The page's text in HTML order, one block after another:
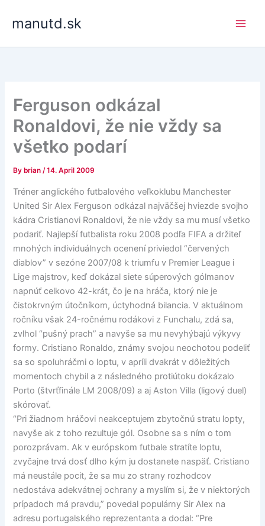
manutd.sk
Ferguson odkázal
Ronaldovi, že nie vždy sa
všetko podarí
By brian/14. April 2009
Tréner anglického futbalového veľkoklubu Manchester
United Sir Alex Ferguson odkázal najväčšej hviezde svojho
kádra Cristianovi Ronaldovi, že nie vždy sa mu musí všetko
podariť. Najlepší futbalista roku 2008 podľa FIFA a držiteľ
mnohých individuálnych ocenení priviedol “červených
diablov” v sezóne 2007/08 k triumfu v Premier League i
Lige majstrov, keď dokázal siete súperových gólmanov
napnúť celkovo 42-krát, čo je na hráča, ktorý nie je
čistokrvným útočníkom, úctyhodná bilancia. V aktuálnom
ročníku však 24-ročnému rodákovi z Funchalu, zdá sa,
zvlhol “pušný prach” a navyše sa mu nevyhýbajú výkyvy
formy. Cristiano Ronaldo, známy svojou neochotou podeliť
sa so spoluhráčmi o loptu, v apríli dvakrát v dôležitých
momentoch chybil a z následného protiútoku dokázalo
Porto (štvrťfinále LM 2008/09) a aj Aston Villa (ligový duel)
skórovať.
“Pri žiadnom hráčovi neakceptujem zbytočnú stratu lopty,
navyše ak z toho rezultuje gól. Osobne sa s ním o tom
porozprávam. Ak v európskom futbale stratíte loptu,
zvyčajne trvá dosť dlho kým ju dostanete naspäť. Cristiano
má neustále pocit, že sa mu zo strany rozhodcov
nedostáva adekvátnej ochrany a myslím si, že v niektorých
prípadoch má pravdu,” povedal populárny Sir Alex na
adresu portugalského reprezentanta a dodal: “Pre